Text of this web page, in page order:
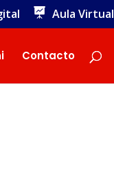
Aula Virtual
Contacto